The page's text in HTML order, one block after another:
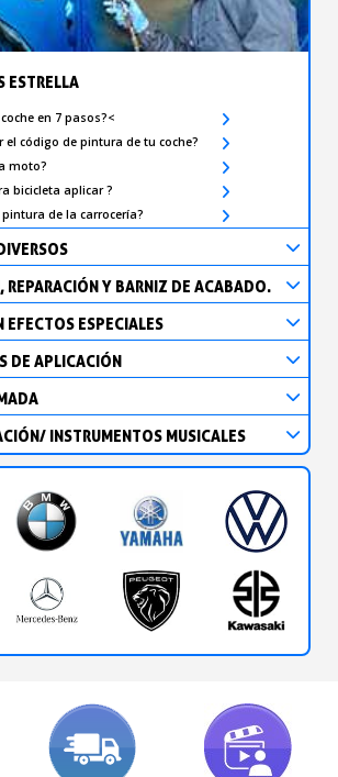
ESTRELLA
en 7 pasos?<
el código de pintura de tu coche?
moto?
bicicleta aplicar ?
de la carrocería?
REPARACIÓN Y BARNIZ DE ACABADO.
EFECTOS ESPECIALES
DE APLICACIÓN
INSTRUMENTOS MUSICALES